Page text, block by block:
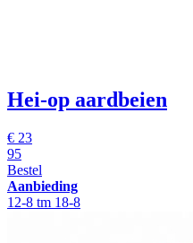
Hei-op aardbeien
€ 23
95
Bestel
Aanbieding
12-8 tm 18-8